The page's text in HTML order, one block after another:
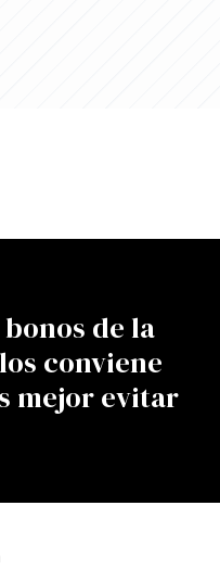
de la
conviene
mejor evitar